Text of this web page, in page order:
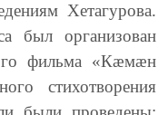
Хетагурова.
был организован
фильма «Кӕмӕн
стихотворения